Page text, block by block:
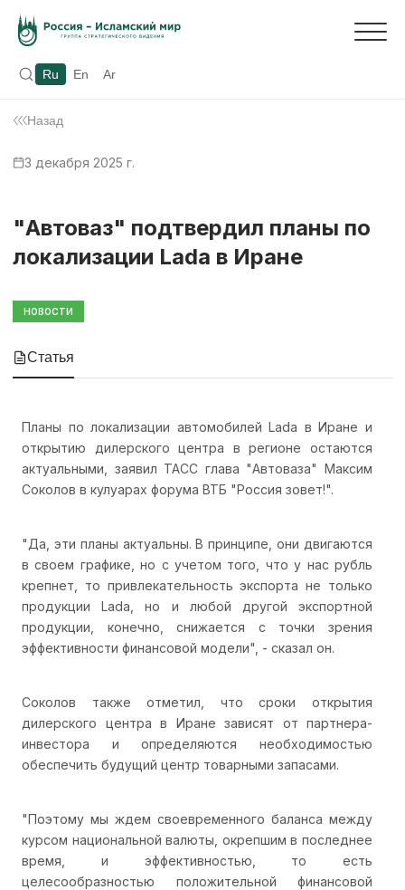
Ru En Ar
Назад
3 декабря 2025 г.
"Автоваз" подтвердил планы по
локализации Lada в Иране
НОВОСТИ
Статья
Планы по локализации автомобилей Lada в Иране и
открытию дилерского центра в регионе остаются
актуальными, заявил ТАСС глава "Автоваза" Максим
Соколов в кулуарах форума ВТБ "Россия зовет!".
"Да, эти планы актуальны. В принципе, они двигаются
в своем графике, но с учетом того, что у нас рубль
крепнет, то привлекательность экспорта не только
продукции Lada, но и любой другой экспортной
продукции, конечно, снижается с точки зрения
эффективности финансовой модели", - сказал он.
Соколов также отметил, что сроки открытия
дилерского центра в Иране зависят от партнера-
инвестора и определяются необходимостью
обеспечить будущий центр товарными запасами.
"Поэтому мы ждем своевременного баланса между
курсом национальной валюты, окрепшим в последнее
время, и эффективностью, то есть
целесообразностью положительной финансовой